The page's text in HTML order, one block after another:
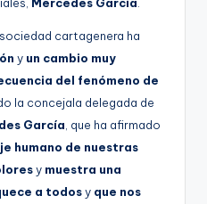
cartagenera ha
y un cambio muy
del fenómeno de
la concejala delegada de
García , que ha afirmado
humano de nuestras
y muestra una
a todosy que nos